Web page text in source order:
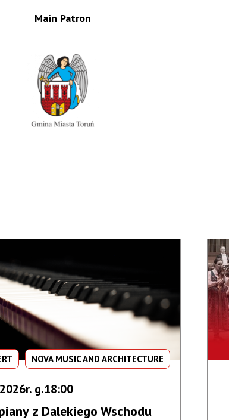
Main Patron
NOVA MUSIC AND ARCHITECTURE
g.18:00
z Dalekiego Wschodu